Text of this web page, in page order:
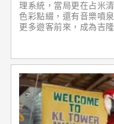
理系統，當局更在占米
色彩點綴，還有音樂噴
更多遊客前來，成為吉